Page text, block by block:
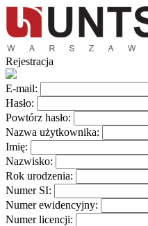
Rejestracja
E-mail:
Hasło:
Powtórz hasło:
Nazwa użytkownika:
Imię:
Nazwisko:
Rok urodzenia:
Numer SI:
Numer ewidencyjny:
Numer licencji: